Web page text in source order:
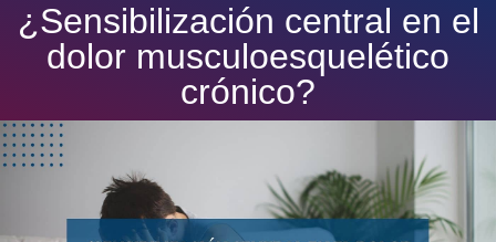
¿Sensibilización central en el
dolor musculoesquelético
crónico?